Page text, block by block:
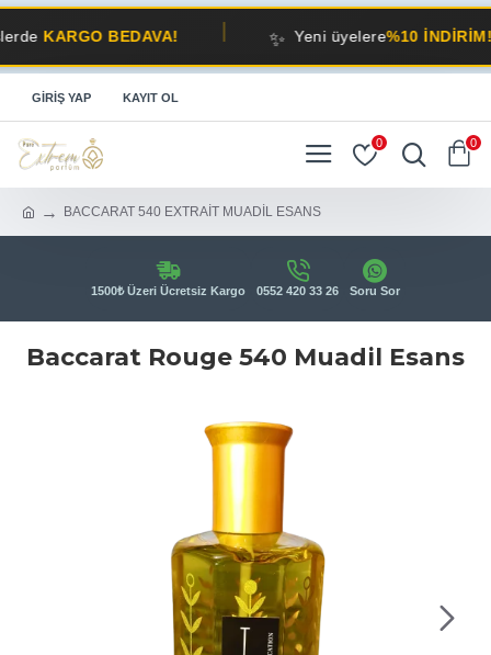
BEDAVA! Yeni üyelere%10 İNDİRİM!
GIRIŞ YAP KAYIT OL
0 0
BACCARAT 540 EXTRAİT MUADİL ESANS
1500₺ Üzeri Ücretsiz Kargo 0552 420 33 26 Soru Sor
Baccarat Rouge 540 Muadil Esans